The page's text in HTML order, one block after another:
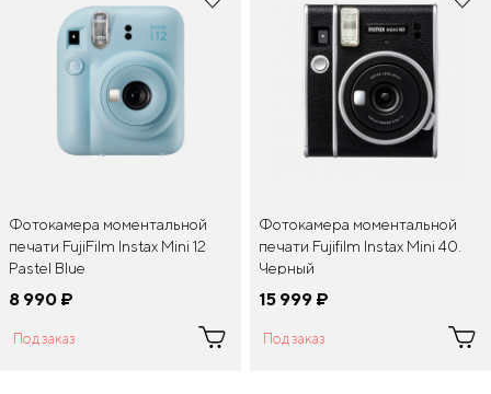
Фотокамера моментальной
печати FujiFilm Instax Mini 12
Pastel Blue
8 990 ¤
Под заказ
Фотокамера моментальной
печати Fujifilm Instax Mini 40.
Черный
15 999 ¤
Под заказ